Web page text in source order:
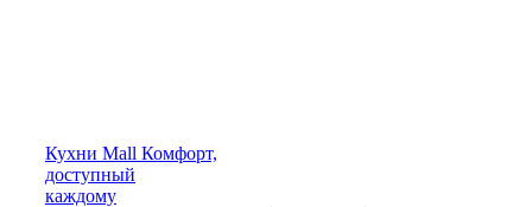
Кухни Mall Комфорт,
доступный
каждому